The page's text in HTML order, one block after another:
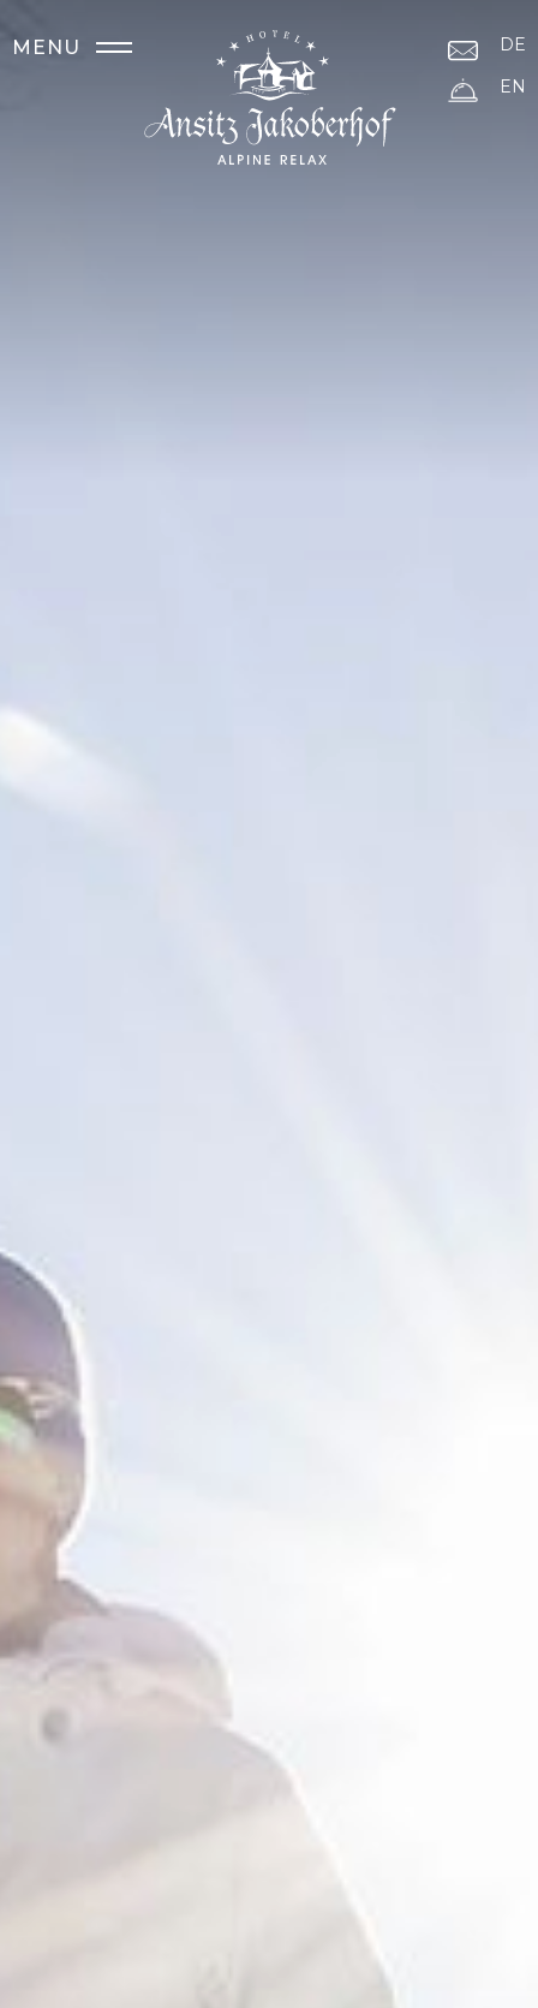
DE
EN
MENU
Hotel
& famiglia